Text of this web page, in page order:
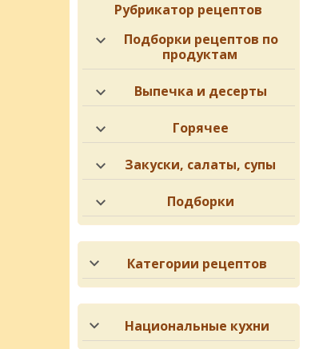
Рубрикатор рецептов
Подборки рецептов по
продуктам
Выпечка и десерты
Горячее
Закуски, салаты, супы
Подборки
Категории рецептов
Национальные кухни